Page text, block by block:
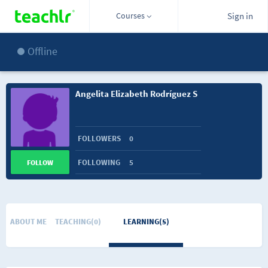
Courses Sign in
Offline
Angelita Elizabeth Rodríguez S
FOLLOWERS 0
FOLLOWING 5
FOLLOW
ABOUT ME TEACHING(0) LEARNING(5)